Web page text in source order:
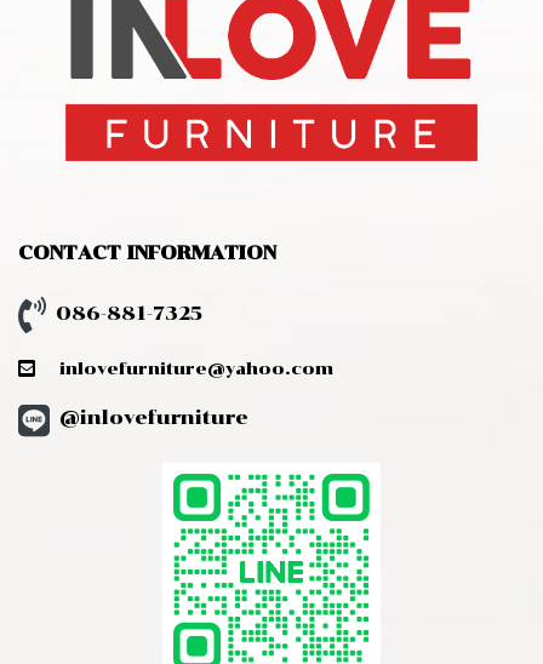
CONTACT INFORMATION
086-881-7325
inlovefurniture@yahoo.com
@inlovefurniture